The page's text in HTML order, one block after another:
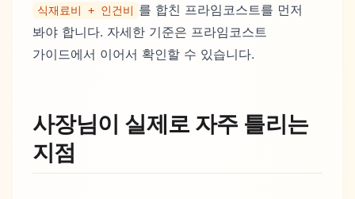
식재료비 + 인건비 를 합친 프라임코스트를 먼저
봐야 합니다. 자세한 기준은 프라임코스트
가이드에서 이어서 확인할 수 있습니다.
사장님이 실제로 자주 틀리는
지점